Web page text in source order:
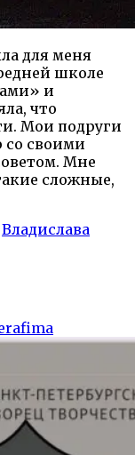
для меня
школе
и
что
Мои подруги
со своими
Мне
сложные,
Владислава